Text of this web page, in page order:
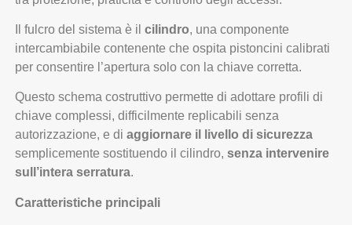
Il fulcro del sistema è il cilindro, una componente
intercambiabile contenente che ospita pistoncini calibrati
per consentire l’apertura solo con la chiave corretta.
Questo schema costruttivo permette di adottare profili di
chiave complessi, difficilmente replicabili senza
autorizzazione, e di aggiornare il livello di sicurezza
semplicemente sostituendo il cilindro, senza intervenire
sull’intera serratura.
Caratteristiche principali